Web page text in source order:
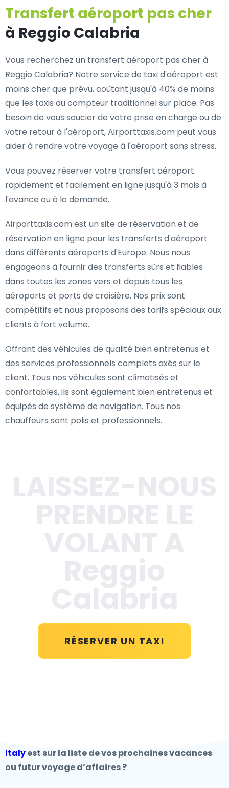
Transfert aéroport pas cher
à Reggio Calabria
Vous recherchez un transfert aéroport pas cher à
Reggio Calabria? Notre service de taxi d'aéroport est
moins cher que prévu, coûtant jusqu'à 40% de moins
que les taxis au compteur traditionnel sur place. Pas
besoin de vous soucier de votre prise en charge ou de
votre retour à l'aéroport, Airporttaxis.com peut vous
aider à rendre votre voyage à l'aéroport sans stress.
Vous pouvez réserver votre transfert aéroport
rapidement et facilement en ligne jusqu'à 3 mois à
l'avance ou à la demande.
Airporttaxis.com est un site de réservation et de
réservation en ligne pour les transferts d'aéroport
dans différents aéroports d'Europe. Nous nous
engageons à fournir des transferts sûrs et fiables
dans toutes les zones vers et depuis tous les
aéroports et ports de croisière. Nos prix sont
compétitifs et nous proposons des tarifs spéciaux aux
clients à fort volume.
Offrant des véhicules de qualité bien entretenus et
des services professionnels complets axés sur le
client. Tous nos véhicules sont climatisés et
confortables, ils sont également bien entretenus et
équipés de système de navigation. Tous nos
chauffeurs sont polis et professionnels.
Calabria
RÉSERVER UN TAXI
Italyest sur la liste de vos prochaines vacances
ou futur voyage d’affaires ?